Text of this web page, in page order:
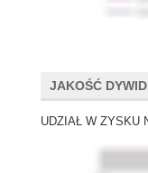
JAKOŚĆ
UDZIAŁ W ZYSKU